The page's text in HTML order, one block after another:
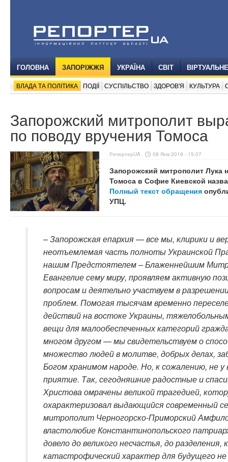
ГОЛОВНА ЗАПОРІЖЖЯ УКРАЇНА СВІТ
ВЛАДА ТА ПОЛІТИКА ПОДІЇ СУСПІЛЬСТВО ЗДОРОВ'Я КУЛЬТУРА
Запорожский митрополит
по поводу вручения Томоса
РепортерUA 08 Янв 2019 - 15:07
Запорожский митрополит Лука
Томоса в Софие Киевской
Полный текст обращения
УПЦ.
– Запорожская епархия — все мы, клирики и
неотъемлемая часть полноты Украинской
нашим Предстоятелем – Блаженнейшим
Евангелие сему миру, проявляем активную
вопросам и деятельно участвуем в
проблем. Помогая тысячам временно
действий на востоке Украины,
вещи для малообеспеченных категорий
многом другом — мы свидетельствуем о
множество людей в молитве, добрых делах,
Богом хранимом народе. Но, к сожалению, не
приятие. Так, сегодняшние радостные и
Христова омрачены великой трагедией,
охарактеризовал выдающийся современный
митрополит Черногорско-Приморский
властолюбие Константинопольского
довело до великого несчастья, до
катастрофический характер для будущего